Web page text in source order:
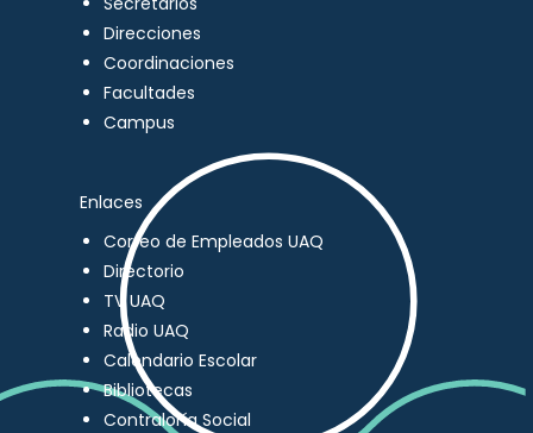
Direcciones
Coordinaciones
Facultades
Campus
Enlaces
Correo de Empleados UAQ
Directorio
TV UAQ
Radio UAQ
Calendario Escolar
Bibliotecas
Contraloría Social